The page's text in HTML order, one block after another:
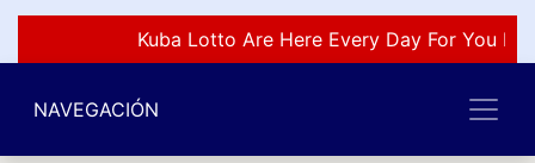
Kuba Lotto Are Here Every Day For You
NAVEGACIÓN